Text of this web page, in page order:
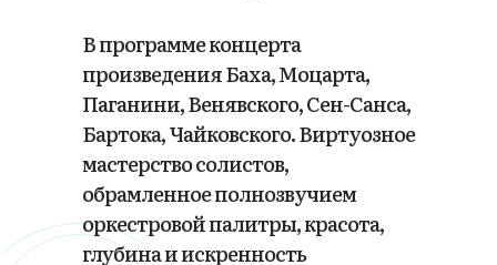
В программе концерта
произведения Баха, Моцарта,
Паганини, Венявского, Сен-Санса,
Бартока, Чайковского. Виртуозное
мастерство солистов,
обрамленное полнозвучием
оркестровой палитры, красота,
глубина и искренность